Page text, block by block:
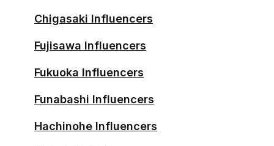
Chigasaki Influencers
Fujisawa Influencers
Fukuoka Influencers
Funabashi Influencers
Hachinohe Influencers